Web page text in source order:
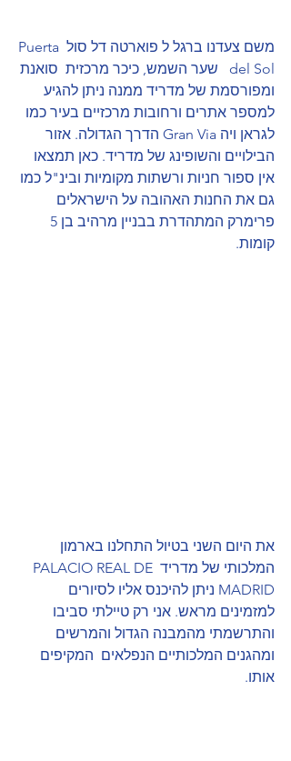
משם צעדנו ברגל ל פוארטה דל סול Puerta
del Sol   שער השמש, כיכר מרכזית  סואנת
ומפורסמת של מדריד ממנה ניתן להגיע
למספר אתרים ורחובות מרכזיים בעיר כמו
לגראן ויה Gran Via הדרך הגדולה. אזור
הבילויים והשופינג של מדריד. כאן תמצאו
אין ספור חניות ורשתות מקומיות ובינ"ל כמו
גם את החנות האהובה על הישראלים
קומות.
את היום השני בטיול התחלנו בארמון
המלכותי של מדריד PALACIO REAL DE
MADRID ניתן להיכנס אליו לסיורים
למזמינים מראש. אני רק טיילתי סביבו
והתרשמתי מהמבנה הגדול והמרשים
ומהגנים המלכותיים הנפלאים  המקיפים
אותו.